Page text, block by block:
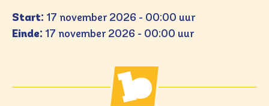
Start: 17 november 2026 - 00:00 uur
Einde: 17 november 2026 - 00:00 uur